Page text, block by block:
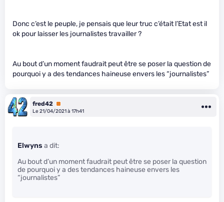
Donc c’est le peuple, je pensais que leur truc c’était l’Etat est il
ok pour laisser les journalistes travailler ?
Au bout d’un moment faudrait peut être se poser la question de
pourquoi y a des tendances haineuse envers les “journalistes”
fred42 Premium
Le 21/04/2021 à 17h41
Elwyns a dit:
Au bout d’un moment faudrait peut être se poser la question
de pourquoi y a des tendances haineuse envers les
“journalistes”